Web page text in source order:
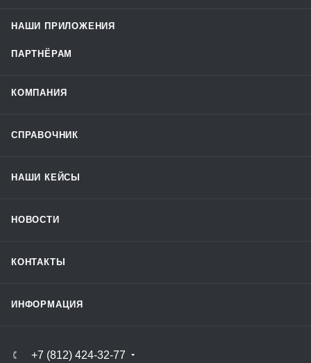
НАШИ ПРИЛОЖЕНИЯ
ПАРТНЁРАМ
КОМПАНИЯ
СПРАВОЧНИК
НАШИ КЕЙСЫ
НОВОСТИ
КОНТАКТЫ
ИНФОРМАЦИЯ
+7 (812) 424-32-77